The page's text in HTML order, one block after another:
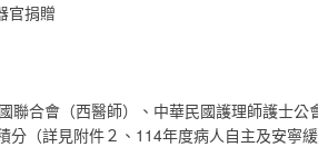
官捐贈
聯合會（西醫師）、中華民國護理師護士公
分（詳見附件２、114年度病人自主及安寧